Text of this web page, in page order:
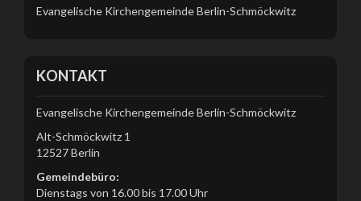
Evangelische Kirchengemeinde Berlin-Schmöckwitz
KONTAKT
Evangelische Kirchengemeinde Berlin-Schmöckwitz
Alt-Schmöckwitz 1
12527 Berlin
Gemeindebüro:
Dienstags von 16.00 bis 17.00 Uhr